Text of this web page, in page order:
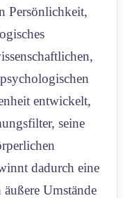
Persönlichkeit,
entwickelt,
seine
dadurch eine
Umstände